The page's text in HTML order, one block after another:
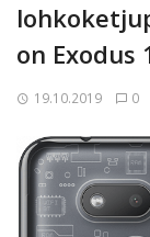
on Exodus
19.10.2019 0